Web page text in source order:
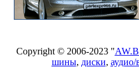
Copyright © 2006-2023 "
шины, диски, аудио/